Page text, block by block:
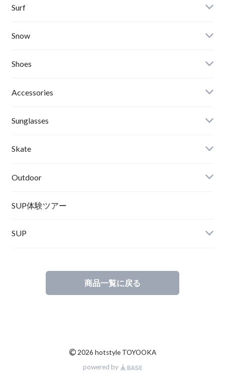
Banks Journal
Critical Slide(TCSS)
Afends
Roial
RVCA
ACER
Turn Me On
KAYA
Surf
Surfboards
Wetsuits,Rush Guard
Winter Goods
Snow
Board
Binding
Boots
Bc Gear
Goggle
Helmet
SOX
Shoes
Sandals
Shoes
Winter Shoes
Accessories
Other
Sunglasses
Skate
Outdoor
Norrona
SUP体験ツアー
SUP
商品一覧に戻る
©2026 hotstyle TOYOOKA
powered by